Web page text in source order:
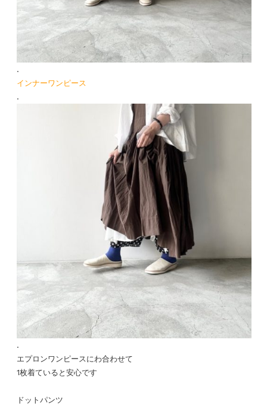
.
インナーワンピース
.
.
エプロンワンピースにわ合わせて
1枚着ていると安心です
ドットパンツ